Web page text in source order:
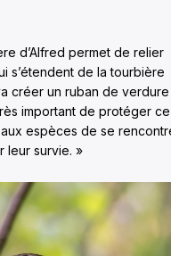
d’Alfred permet de relier
s’étendent de la tourbière
créer un ruban de verdure
important de protéger ce
espèces de se
leur survie. »